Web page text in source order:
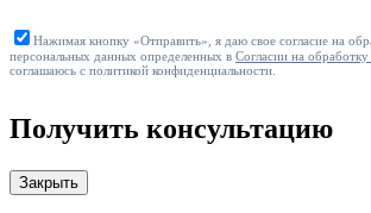
Нажимая кнопку «Отправить», я даю свое согласие на
персональных данных определенных в Согласии на
соглашаюсь с политикой конфиденциальности.
Получить консультацию
Закрыть